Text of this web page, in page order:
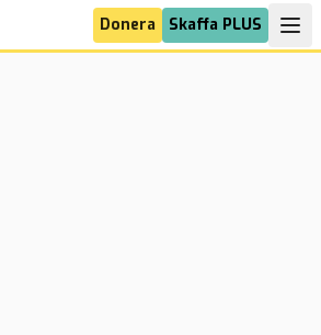
Donera Skaffa PLUS